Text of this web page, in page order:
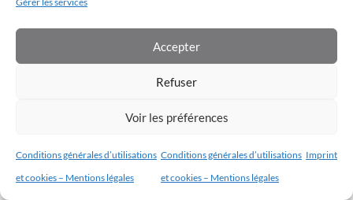
Accepter
Refuser
Voir les préférences
Conditions générales d’utilisations
et cookies – Mentions légales
Conditions générales d’utilisations
et cookies – Mentions légales
Imprint
Thanadoula à
large spectre
Naturopathie
périnatale
Accompagnement